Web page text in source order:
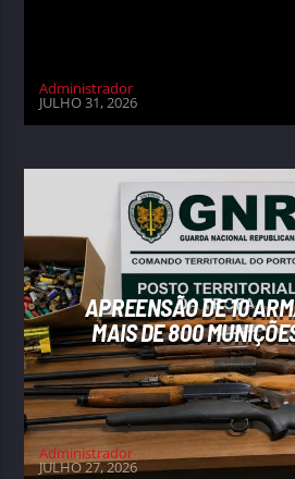
Administrador
JULHO 31, 2026
APREENSÃO DE 10
MAIS DE 800
Administrador
JULHO 27, 2026